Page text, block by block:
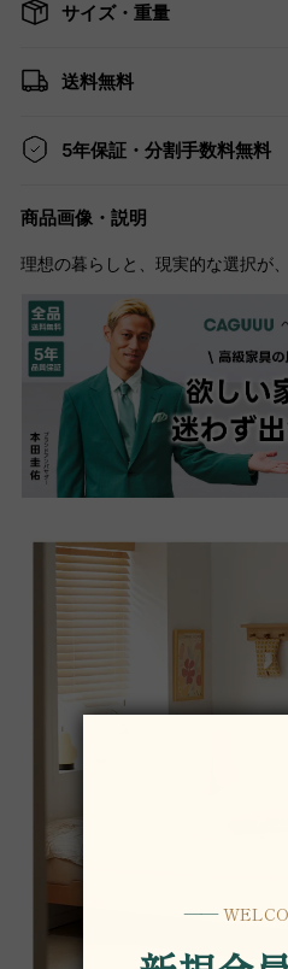
サイズ・重量
送料無料
5年保証・分割手数料無料
商品画像・説明
理想の暮らしと、現実的な選択が